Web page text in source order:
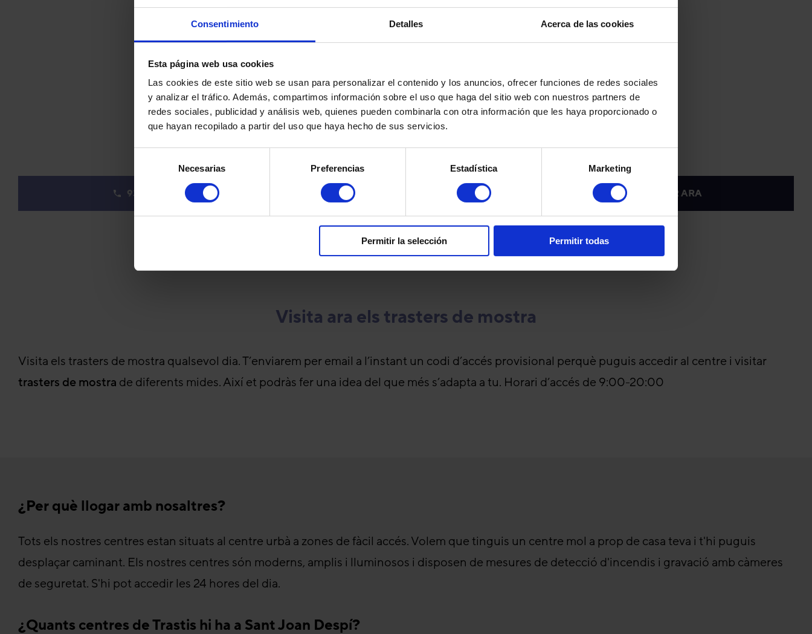
Consentimiento Detalles Acerca de las cookies
Esta página web usa cookies
Las cookies de este sitio web se usan para personalizar el contenido y los anuncios, ofrecer funciones de redes sociales
y analizar el tráfico. Además, compartimos información sobre el uso que haga del sitio web con nuestros partners de
redes sociales, publicidad y análisis web, quienes pueden combinarla con otra información que les haya proporcionado o
que hayan recopilado a partir del uso que haya hecho de sus servicios.
consentimiento
Necesarias Preferencias Estadística Marketing
Permitir la selección Permitir todas
Accés
Ubicació
El temps
Contractació
931 890 902 VISITAR ARA
Visita ara els trasters de mostra
Visita els trasters de mostra qualsevol dia. T’enviarem per email a l’instant un codi d’accés provisional perquè puguis accedir al centre i visitar
trasters de mostra de diferents mides. Així et podràs fer una idea del que més s’adapta a tu. Horari d’accés de 9:00-20:00
¿Per què llogar amb nosaltres?
Tots els nostres centres estan situats al centre urbà a zones de fàcil accés. Volem que tinguis un centre mol a prop de casa teva i t'hi puguis
desplaçar caminant. Els nostres centres són moderns, amplis i lluminosos i disposen de mesures de detecció d'incendis i gravació amb càmeres
de seguretat. S'hi pot accedir les 24 hores del dia.
¿Quants centres de Trastis hi ha a Sant Joan Despí?